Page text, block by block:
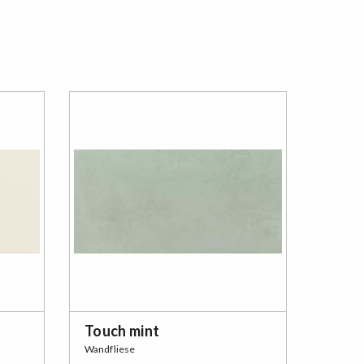
Touch mint
Wandfliese